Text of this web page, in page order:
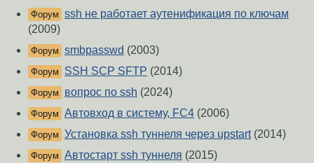
Форум ssh не работает аутенификация по ключам
(2009)
Форум smbpasswd (2003)
Форум SSH SCP SFTP (2014)
Форум вопрос по ssh (2024)
Форум Автовход в систему, FC4 (2006)
Форум Установка ssh туннеля через upstart(2014)
Форум Автостарт ssh туннеля (2015)